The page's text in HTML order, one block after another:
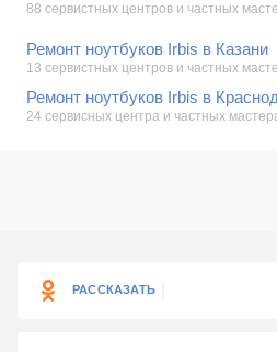
88 сервистных центров и частных
Ремонт ноутбуков Irbis в Казани
13 сервистных центров и частных
Ремонт ноутбуков Irbis в
24 сервисных центра и частных
РАССКАЗАТЬ